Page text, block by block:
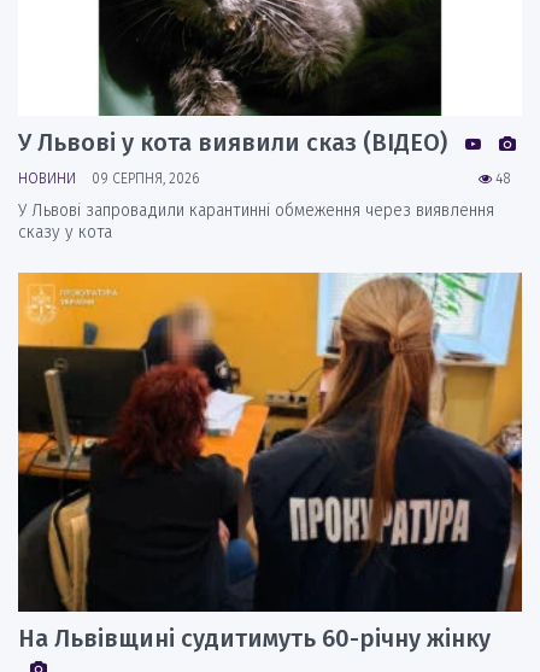
У Львові у кота виявили сказ (ВІДЕО)
48
НОВИНИ 09 СЕРПНЯ, 2026
У Львові запровадили карантинні обмеження через виявлення
сказу у кота
На Львівщині судитимуть 60-річну жінку